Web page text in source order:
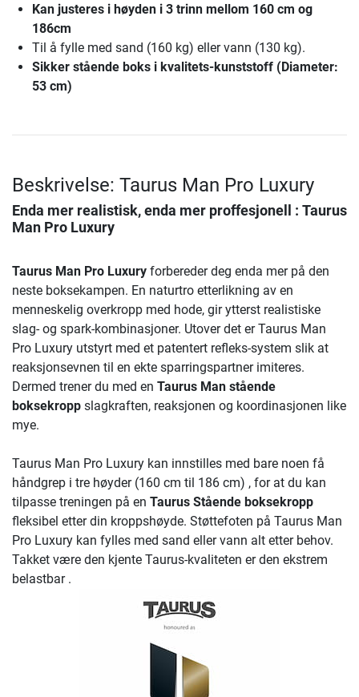
Kan justeres i høyden i 3 trinn mellom 160 cm og
186cm
Til å fylle med sand (160 kg) eller vann (130 kg).
Sikker stående boks i kvalitets-kunststoff (Diameter:
53 cm)
Beskrivelse: Taurus Man Pro Luxury
Enda mer realistisk, enda mer proffesjonell : Taurus
Man Pro Luxury
Taurus Man Pro Luxury forbereder deg enda mer på den
neste boksekampen. En naturtro etterlikning av en
menneskelig overkropp med hode, gir ytterst realistiske
slag- og spark-kombinasjoner. Utover det er Taurus Man
Pro Luxury utstyrt med et patentert refleks-system slik at
reaksjonsevnen til en ekte sparringspartner imiteres.
Dermed trener du med en Taurus Man stående
boksekropp slagkraften, reaksjonen og koordinasjonen like
mye.
Taurus Man Pro Luxury kan innstilles med bare noen få
håndgrep i tre høyder (160 cm til 186 cm) , for at du kan
tilpasse treningen på en Taurus Stående boksekropp
fleksibel etter din kroppshøyde. Støttefoten på Taurus Man
Pro Luxury kan fylles med sand eller vann alt etter behov.
Takket være den kjente Taurus-kvaliteten er den ekstrem
belastbar .